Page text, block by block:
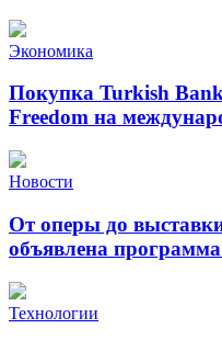
Экономика
Покупка Turkish
Freedom на
Новости
От оперы до
объявлена
Технологии